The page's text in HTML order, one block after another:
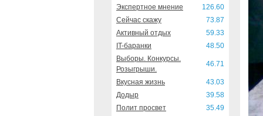
Экспертное мнение
126.60
Сейчас скажу
73.87
Активный отдых
59.33
IT-баранки
48.50
Выборы. Конкурсы.
Розыгрыши.
46.71
Вкусная жизнь
43.03
Додыр
39.58
Полит просвет
35.49